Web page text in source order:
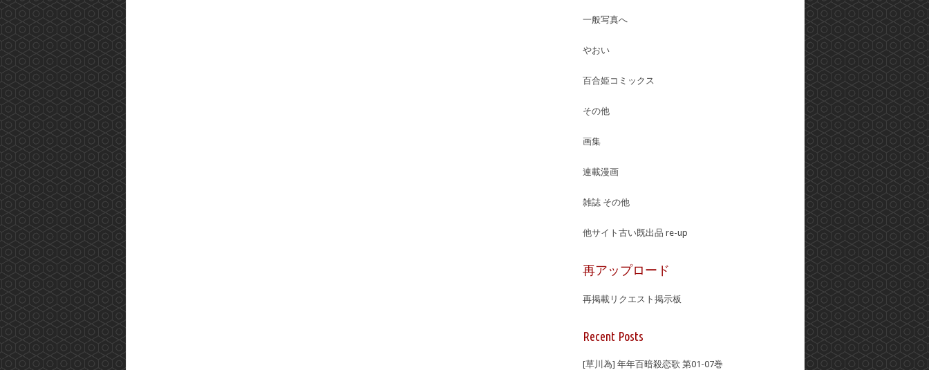
一般写真へ
やおい
百合姫コミックス
その他
画集
連載漫画
雑誌 その他
他サイト古い既出品 re-up
再アップロード
再掲載リクエスト掲示板
Recent Posts
[草川為] 年年百暗殺恋歌 第01-07巻